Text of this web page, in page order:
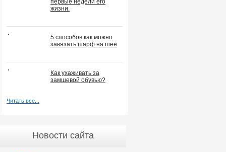
первые недели его
жизни.
5 способов как можно
завязать шарф на шее
Как ухаживать за
замшевой обувью?
Читать все...
Новости сайта